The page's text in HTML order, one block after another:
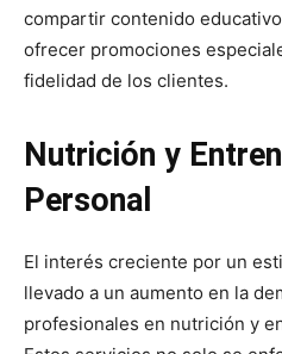
compartir contenido
ofrecer promociones
fidelidad de los clientes.
Nutrición y
Personal
El interés creciente por un
llevado a un aumento en la
profesionales en nutrición y